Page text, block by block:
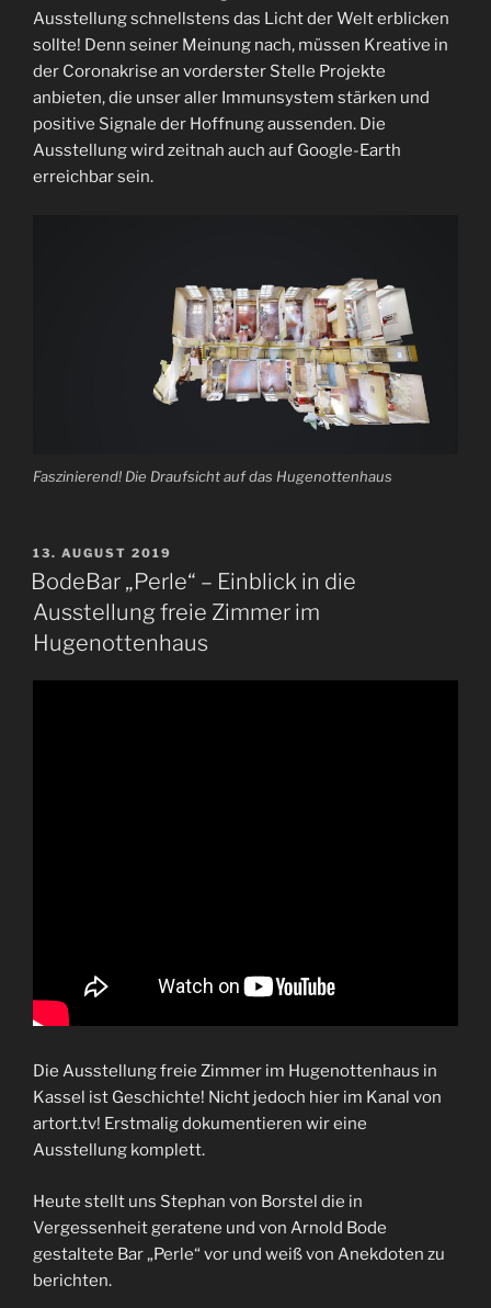
Ausstellung schnellstens das Licht der Welt erblicken
sollte! Denn seiner Meinung nach, müssen Kreative in
der Coronakrise an vorderster Stelle Projekte
anbieten, die unser aller Immunsystem stärken und
positive Signale der Hoffnung aussenden. Die
Ausstellung wird zeitnah auch auf Google-Earth
erreichbar sein.
Faszinierend! Die Draufsicht auf das Hugenottenhaus
VERÖFFENTLICHT
AM
13. AUGUST 2019
BodeBar „Perle“ – Einblick in die
Ausstellung freie Zimmer im
Hugenottenhaus
Die Ausstellung freie Zimmer im Hugenottenhaus in
Kassel ist Geschichte! Nicht jedoch hier im Kanal von
artort.tv! Erstmalig dokumentieren wir eine
Ausstellung komplett.
Heute stellt uns Stephan von Borstel die in
Vergessenheit geratene und von Arnold Bode
gestaltete Bar „Perle“ vor und weiß von Anekdoten zu
berichten.